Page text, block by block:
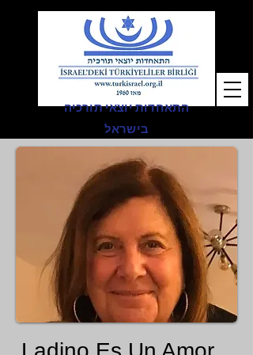
התאחדות יוצאי תורכיה
בישראל